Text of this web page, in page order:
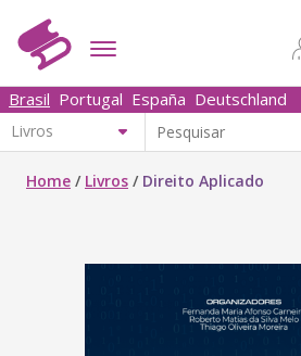
Brasil Portugal España Deutschland
Home / Livros / Direito Aplicado